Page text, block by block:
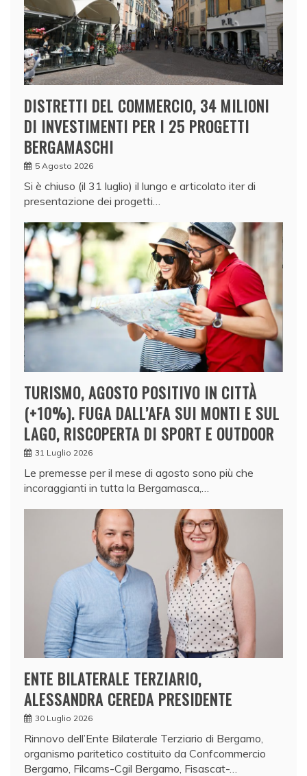
DISTRETTI DEL COMMERCIO, 34 MILIONI
DI INVESTIMENTI PER I 25 PROGETTI
BERGAMASCHI
5 Agosto 2026
Si è chiuso (il 31 luglio) il lungo e articolato iter di
presentazione dei progetti…
TURISMO, AGOSTO POSITIVO IN CITTÀ
(+10%). FUGA DALL’AFA SUI MONTI E SUL
LAGO, RISCOPERTA DI SPORT E OUTDOOR
31 Luglio 2026
Le premesse per il mese di agosto sono più che
incoraggianti in tutta la Bergamasca,…
ENTE BILATERALE TERZIARIO,
ALESSANDRA CEREDA PRESIDENTE
30 Luglio 2026
Rinnovo dell’Ente Bilaterale Terziario di Bergamo,
organismo paritetico costituito da Confcommercio
Bergamo, Filcams-Cgil Bergamo, Fisascat-…